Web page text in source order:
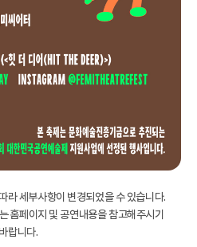
라 세부사항이 변경되었을 수 있습니다.
홈페이지 및 공연내용을 참고해주시기
바랍니다.